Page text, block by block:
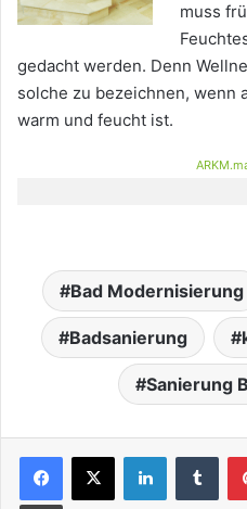
muss
gedacht werden. Denn
solche zu bezeichnen, wenn
warm und feucht ist.
Bad Modernisierung
Badsanierung
Sanierung